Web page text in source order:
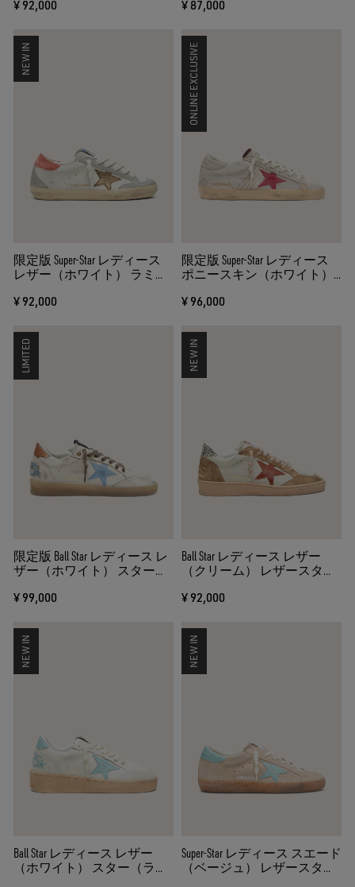
ム）
¥ 92,000 柄）
¥ 87,000
NEW IN
限定版 Super-Star レディース
レザー（ホワイト） ラミネ
ズ）
¥ 92,000
ONLINE EXCLUSIVE
限定版 Super-Star レディース
ポニースキン（ホワイト）
¥ 96,000
LIMITED
限定版 Ball Star レディース レ
ザー（ホワイト） スターエ
ルー）
¥ 99,000
NEW IN
Ball Star レディース レザー
（クリーム） レザースター
ードパネル
¥ 92,000
NEW IN
Ball Star レディース レザー
（ホワイト） スター（ライ
NEW IN
Super-Star レディース スエード
（ベージュ） レザースター